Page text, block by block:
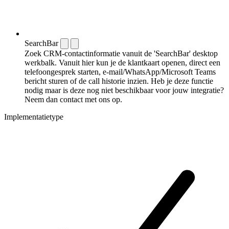
SearchBar
Zoek CRM-contactinformatie vanuit de 'SearchBar' desktop
werkbalk. Vanuit hier kun je de klantkaart openen, direct een
telefoongesprek starten, e-mail/WhatsApp/Microsoft Teams
bericht sturen of de call historie inzien. Heb je deze functie
nodig maar is deze nog niet beschikbaar voor jouw integratie?
Neem dan contact met ons op.
Implementatietype